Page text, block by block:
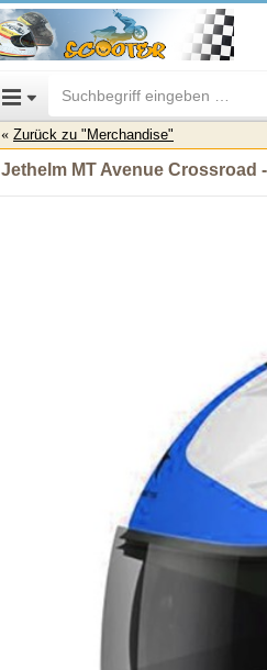
Zurück zu "Merchandise"
Jethelm MT Avenue Crossroad